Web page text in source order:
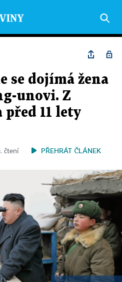
se dojímá žena
unovi. Z
11 lety
čtení PŘEHRÁT ČLÁNEK